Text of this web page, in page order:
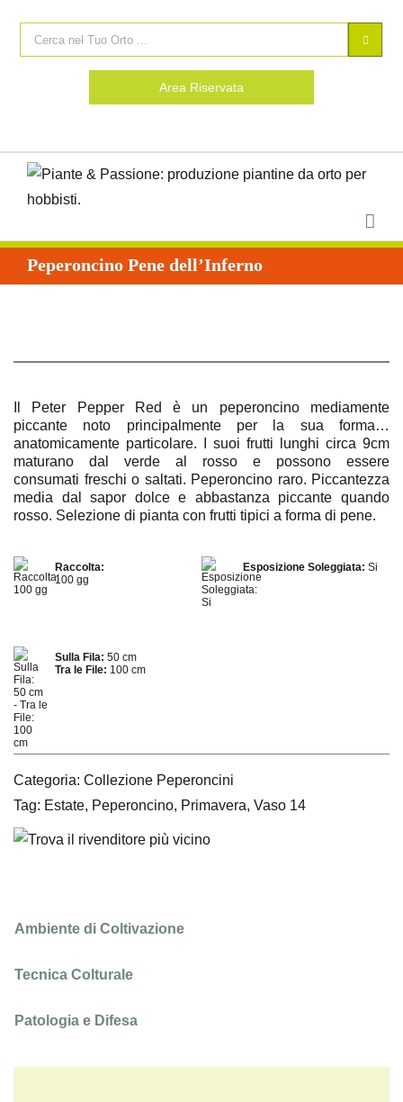
Area Riservata
Peperoncino Pene dell’Inferno
Il Peter Pepper Red è un peperoncino mediamente
piccante noto principalmente per la sua forma…
anatomicamente particolare. I suoi frutti lunghi circa 9cm
maturano dal verde al rosso e possono essere
consumati freschi o saltati. Peperoncino raro. Piccantezza
media dal sapor dolce e abbastanza piccante quando
rosso. Selezione di pianta con frutti tipici a forma di pene.
Raccolta:
100 gg
Esposizione Soleggiata: Si
Sulla Fila: 50 cm
Tra le File: 100 cm
Categoria: Collezione Peperoncini
Tag: Estate, Peperoncino, Primavera, Vaso 14
Ambiente di Coltivazione
Tecnica Colturale
Patologia e Difesa